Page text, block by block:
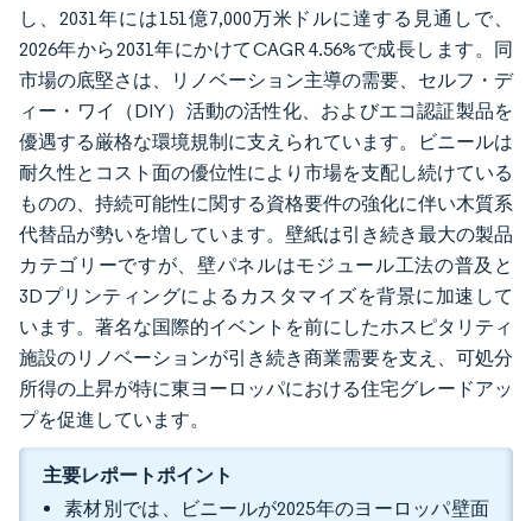
し、2031年には151億7,000万米ドルに達する見通しで、
2026年から2031年にかけてCAGR 4.56%で成長します。同
市場の底堅さは、リノベーション主導の需要、セルフ・デ
ィー・ワイ（DIY）活動の活性化、およびエコ認証製品を
優遇する厳格な環境規制に支えられています。ビニールは
耐久性とコスト面の優位性により市場を支配し続けている
ものの、持続可能性に関する資格要件の強化に伴い木質系
代替品が勢いを増しています。壁紙は引き続き最大の製品
カテゴリーですが、壁パネルはモジュール工法の普及と
3Dプリンティングによるカスタマイズを背景に加速して
います。著名な国際的イベントを前にしたホスピタリティ
施設のリノベーションが引き続き商業需要を支え、可処分
所得の上昇が特に東ヨーロッパにおける住宅グレードアッ
プを促進しています。
主要レポートポイント
素材別では、ビニールが2025年のヨーロッパ壁面